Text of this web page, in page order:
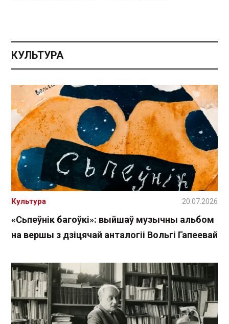
КУЛЬТУРА
«Сьпеўнік багоўкі»: выйшаў музычны альбом
на вершы з дзіцячай анталогіі Вольгі Гапеевай
Культура 20.07.2026